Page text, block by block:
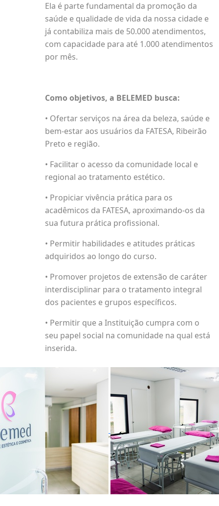
Ela é parte fundamental da promoção da
saúde e qualidade de vida da nossa cidade e
já contabiliza mais de 50.000 atendimentos,
com capacidade para até 1.000 atendimentos
por mês.
Como objetivos, a BELEMED busca:
• Ofertar serviços na área da beleza, saúde e
bem-estar aos usuários da FATESA, Ribeirão
Preto e região.
• Facilitar o acesso da comunidade local e
regional ao tratamento estético.
• Propiciar vivência prática para os
acadêmicos da FATESA, aproximando-os da
sua futura prática profissional.
• Permitir habilidades e atitudes práticas
adquiridos ao longo do curso.
• Promover projetos de extensão de caráter
interdisciplinar para o tratamento integral
dos pacientes e grupos específicos.
• Permitir que a Instituição cumpra com o
seu papel social na comunidade na qual está
inserida.